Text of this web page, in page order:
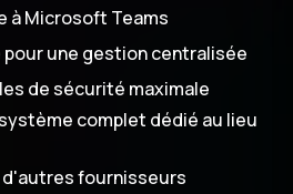
à Microsoft Teams
pour une gestion centralisée
de sécurité maximale
complet dédié au lieu
d'autres fournisseurs